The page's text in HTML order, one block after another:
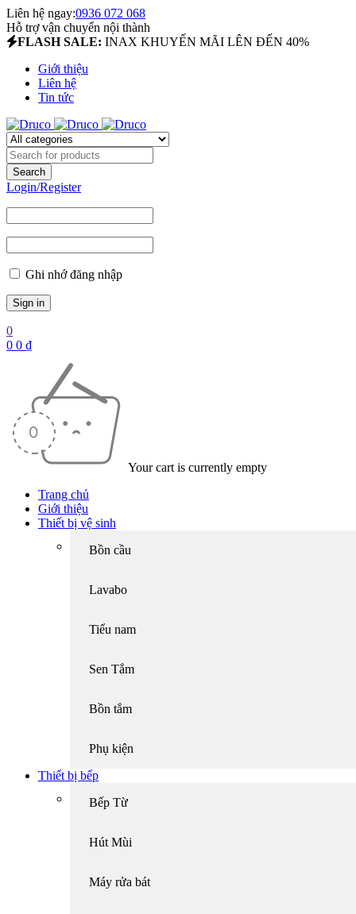
Liên hệ ngay:0936 072 068
Hỗ trợ vận chuyển nội thành
FLASH SALE: INAX KHUYẾN MÃI LÊN ĐẾN 40%
Giới thiệu
Liên hệ
Tin tức
Login/Register
Ghi nhớ đăng nhập
0
0 0 ₫
Your cart is currently empty
Trang chủ
Giới thiệu
Thiết bị vệ sinh
Bồn cầu
Lavabo
Tiểu nam
Sen Tắm
Bồn tắm
Phụ kiện
Thiết bị bếp
Bếp Từ
Hút Mùi
Máy rửa bát